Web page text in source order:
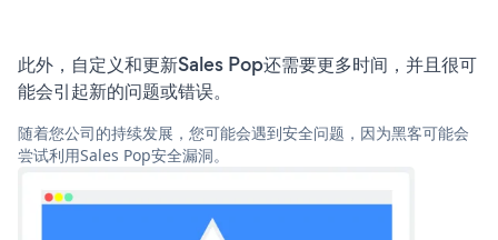
此外，自定义和更新Sales Pop还需要更多时间，并且很可
能会引起新的问题或错误。
随着您公司的持续发展，您可能会遇到安全问题，因为黑客可能会
尝试利用Sales Pop安全漏洞。